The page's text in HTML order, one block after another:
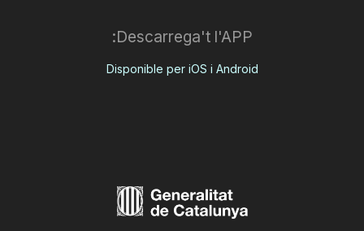
Descarrega't l'APP:
Disponible per iOS i Android